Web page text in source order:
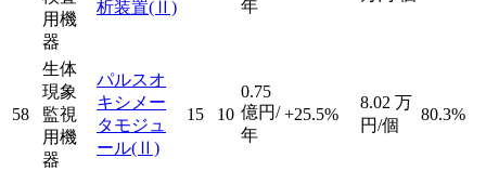
用機
器
析装置(Ⅱ)
年
58
生体
現象
監視
用機
器
パルスオ
キシメー
タモジュ
ール(Ⅱ)
15 10
0.75
億円/
年
+25.5%
8.02 万
円/個
80.3%